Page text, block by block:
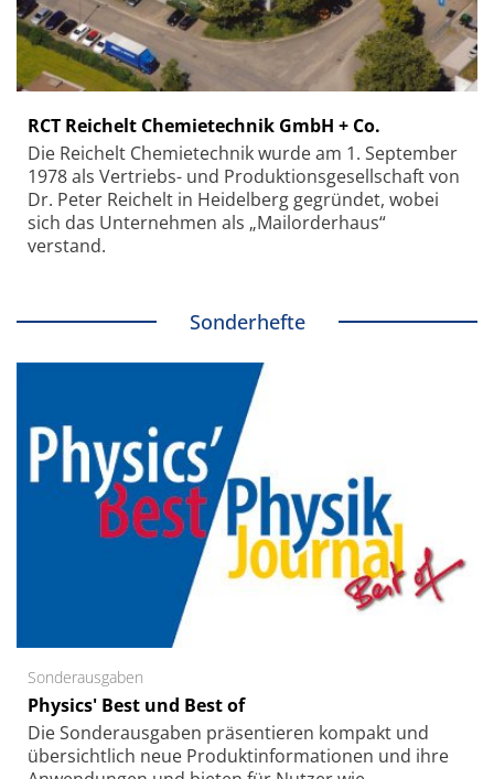
RCT Reichelt Chemietechnik GmbH + Co.
Die Reichelt Chemietechnik wurde am 1. September
1978 als Vertriebs- und Produktionsgesellschaft von
Dr. Peter Reichelt in Heidelberg gegründet, wobei
sich das Unternehmen als „Mailorderhaus“
verstand.
Sonderhefte
Sonderausgaben
Physics' Best und Best of
Die Sonder­ausgaben präsentieren kompakt und
übersichtlich neue Produkt­informationen und ihre